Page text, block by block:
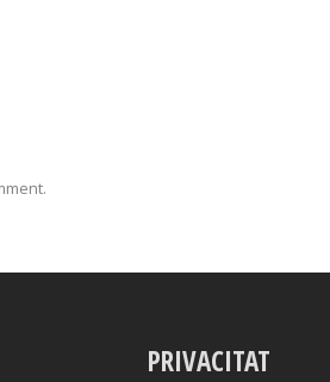
PRIVACITAT